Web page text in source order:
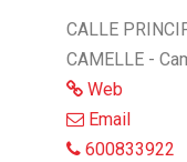
CALLE
CAMELLE -
Web
Email
600833922